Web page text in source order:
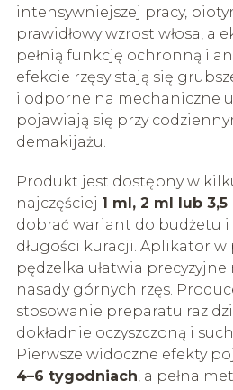
intensywniejszej pracy,
prawidłowy wzrost włosa, a
pełnią funkcję ochronną i
efekcie rzęsy stają się
i odporne na mechaniczne
pojawiają się przy
demakijażu.
Produkt jest dostępny w
najczęściej 1 ml, 2 ml lub 3,5
dobrać wariant do budżetu
długości kuracji. Aplikator
pędzelka ułatwia precyzyjne
nasady górnych rzęs.
stosowanie preparatu raz
dokładnie oczyszczoną i
Pierwsze widoczne efekty
4–6 tygodniach , a pełna